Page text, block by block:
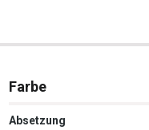
Farbe
Absetzung